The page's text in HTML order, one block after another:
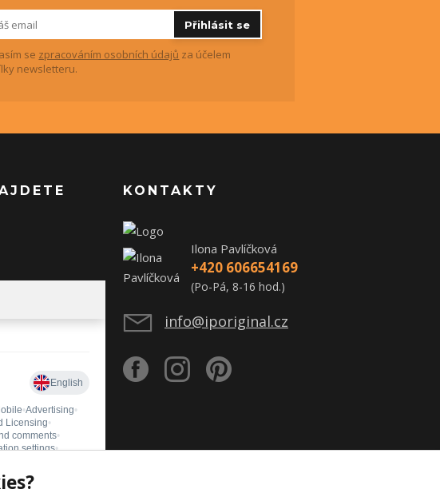
Přihlásit se
se zpracováním osobních údajů za účelem
newsletteru.
KONTAKTY
Ilona Pavlíčková
+420 606654169
(Po-Pá, 8-16 hod.)
info@iporiginal.cz